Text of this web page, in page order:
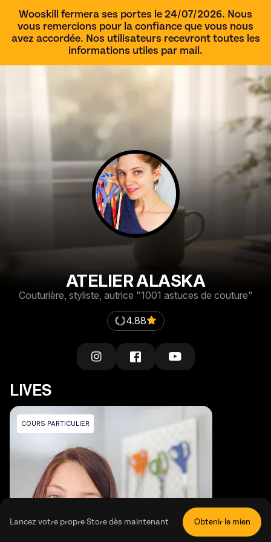
Wooskill fermera ses portes le 24/07/2026. Nous
vous remercions pour la confiance que vous nous
avez accordée. Nos utilisateurs recevront toutes les
informations utiles par mail.
ATELIER ALASKA
Couturière, styliste, autrice "1001 astuces de couture"
4.88
LIVES
COURS PARTICULIER
Lancez votre propre Store dès maintenant Obtenir le mien